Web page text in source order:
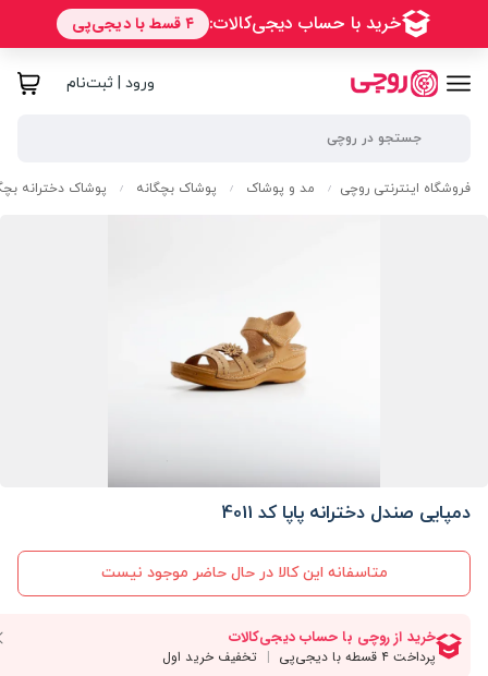
ورود | ثبت‌نام
فروشگاه اینترنتی روچی / مد و پوشاک / پوشاک بچگانه / پوشاک دخترانه
دمپایی صندل دخترانه پاپا کد 4011
متاسفانه این کالا در حال حاضر موجود نیست